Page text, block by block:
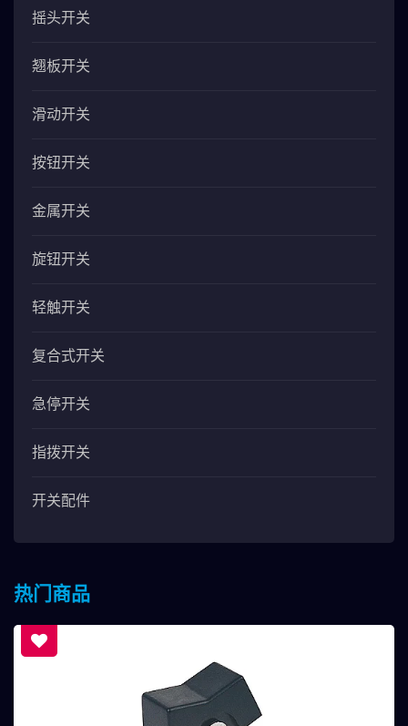
摇头开关
翘板开关
滑动开关
按钮开关
金属开关
旋钮开关
轻触开关
复合式开关
急停开关
指拨开关
开关配件
热门商品